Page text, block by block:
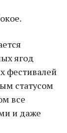
ягод
фестивалей
статусом
все
и даже